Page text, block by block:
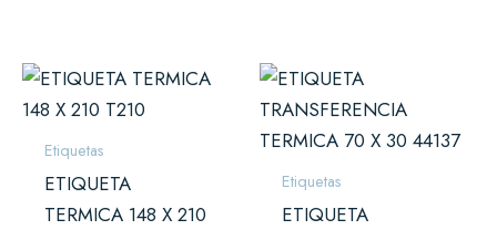
Etiquetas
ETIQUETA
TERMICA 148 X 210
Etiquetas
ETIQUETA